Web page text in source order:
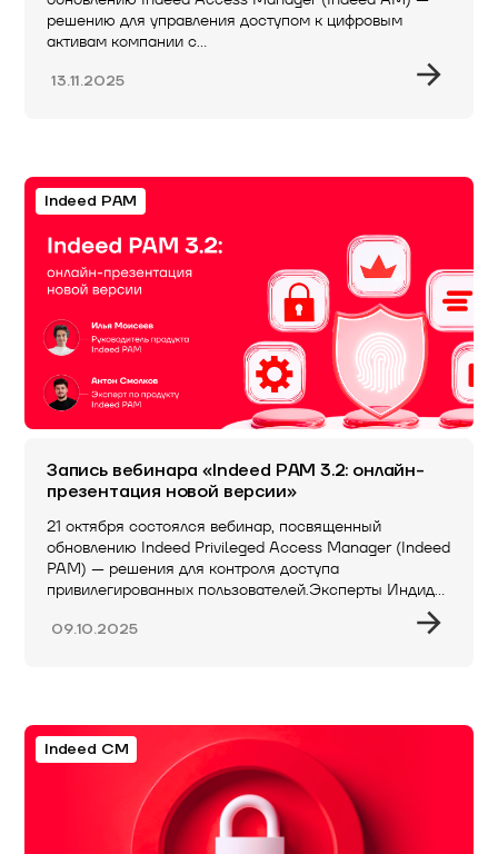
решению для управления доступом к цифровым
активам компании с…
13.11.2025
Indeed PAM
Запись вебинара «Indeed PAM 3.2: онлайн-
презентация новой версии»
21 октября состоялся вебинар, посвященный
обновлению Indeed Privileged Access Manager (Indeed
PAM) — решения для контроля доступа
привилегированных пользователей.Эксперты Индид
09.10.2025
Indeed CM